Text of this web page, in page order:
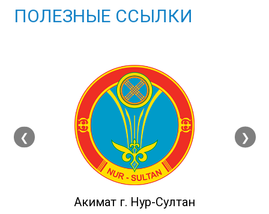
ПОЛЕЗНЫЕ ССЫЛКИ
❮
Акимат г. Нур-Султан
❯